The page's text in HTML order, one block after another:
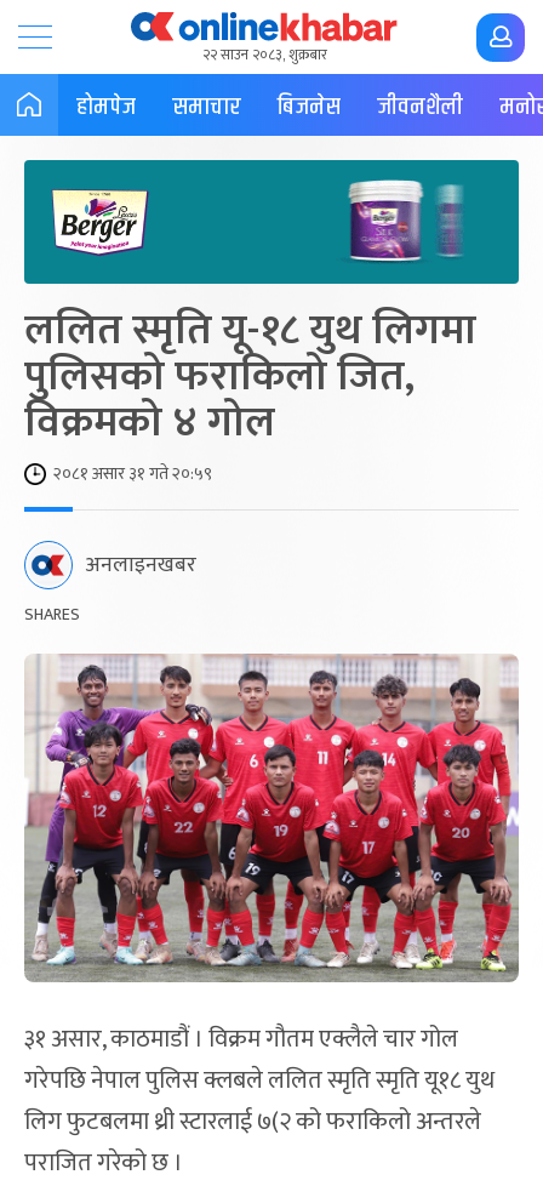
२२ साउन २०८३, शुक्रबार
होमपेज समाचार बिजनेस जीवनशैली
ललित स्मृति यू-१८ युथ लिगमा
पुलिसको फराकिलो जित,
विक्रमको ४ गोल
२०८१ असार ३१ गते २०:५९
अनलाइनखबर
SHARES
३१ असार, काठमाडौं । विक्रम गौतम एक्लैले चार गोल
गरेपछि नेपाल पुलिस क्लबले ललित स्मृति स्मृति यू१८ युथ
लिग फुटबलमा थ्री स्टारलाई ७(२ को फराकिलो अन्तरले
पराजित गरेको छ ।